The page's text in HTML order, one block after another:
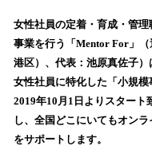
！
数
を
読
込
み
中
女性社員の定着・育成・管
事業を行う「Mentor For」
港区）、代表：池原真佐子
女性社員に特化した「小規
2019年10月1日よりスタート
し、全国どこにいてもオン
をサポートします。